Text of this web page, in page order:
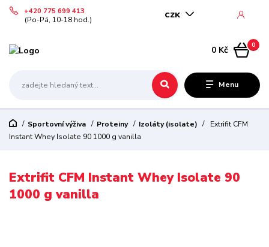
Menu
CZK
+420 775 699 413
(Po-Pá, 10-18 hod.)
0
0 Kč
Sportovní výživa Proteiny Izoláty (isolate)
Extrifit CFM
Instant Whey Isolate 90 1000 g vanilla
Extrifit CFM Instant Whey Isolate 90
1000 g vanilla